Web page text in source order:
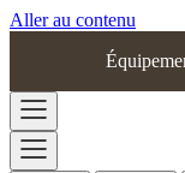
Aller au contenu